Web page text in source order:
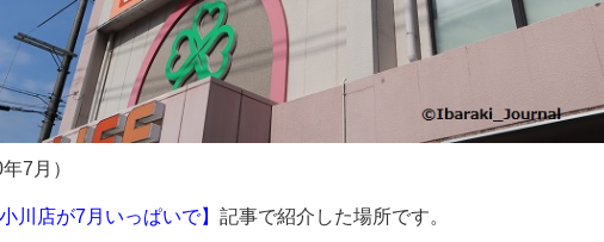
7月）
川店が7月いっぱいで】 記事で紹介した場所です。